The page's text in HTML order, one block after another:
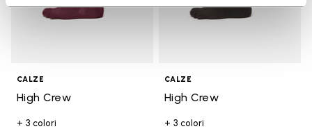
CALZE
High Crew
+ 3 colori
CALZE
High Crew
+ 3 colori